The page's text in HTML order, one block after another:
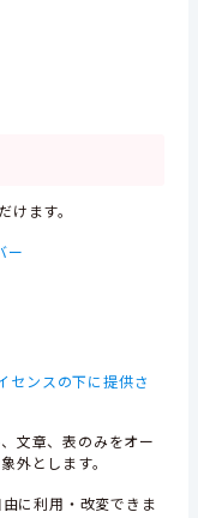
ます。
ー
センスの下に提供さ
文章、表のみをオー
外とします。
に利用・改変できま